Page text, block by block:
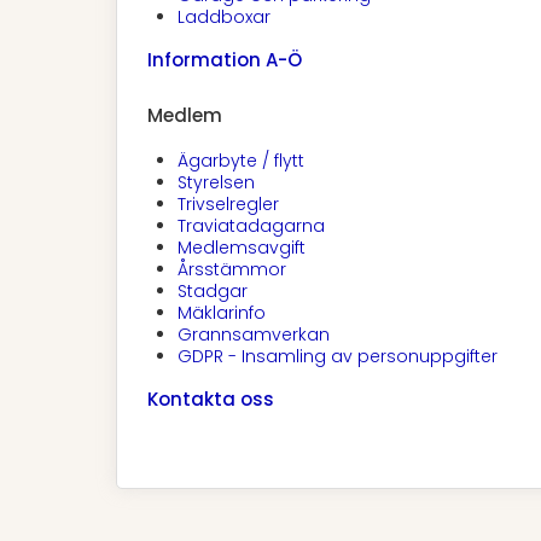
Laddboxar
Information A-Ö
Medlem
Ägarbyte / flytt
Styrelsen
Trivselregler
Traviatadagarna
Medlemsavgift
Årsstämmor
Stadgar
Mäklarinfo
Grannsamverkan
GDPR - Insamling av personuppgifter
Kontakta oss